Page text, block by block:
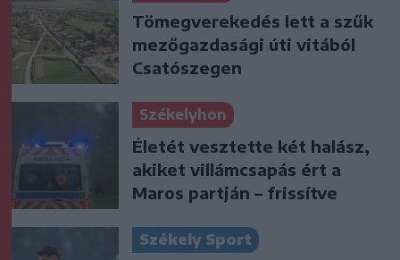
Tömegverekedés lett a szűk
mezőgazdasági úti vitából
Csatószegen
Székelyhon
Életét vesztette két halász,
akiket villámcsapás ért a
Maros partján – frissítve
Székely Sport